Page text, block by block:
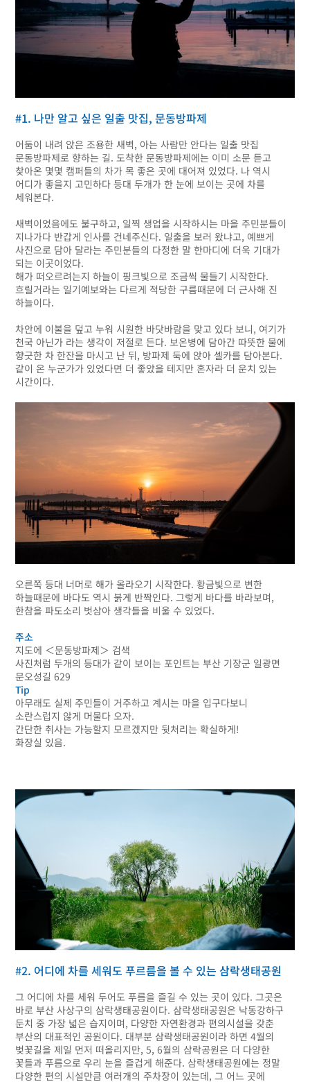
#1. 나만 알고 싶은 일출 맛집, 문동방파제
어둠이 내려 앉은 조용한 새벽, 아는 사람만 안다는 일출 맛집
문동방파제로 향하는 길. 도착한 문동방파제에는 이미 소문 듣고
찾아온 몇몇 캠퍼들의 차가 목 좋은 곳에 대어져 있었다. 나 역시
어디가 좋을지 고민하다 등대 두개가 한 눈에 보이는 곳에 차를
세워본다.
새벽이었음에도 불구하고, 일찍 생업을 시작하시는 마을 주민분들이
지나가다 반갑게 인사를 건네주신다. 일출을 보러 왔냐고, 예쁘게
사진으로 담아 달라는 주민분들의 다정한 말 한마디에 더욱 기대가
되는 이곳이었다.
해가 떠오르려는지 하늘이 핑크빛으로 조금씩 물들기 시작한다.
흐릴거라는 일기예보와는 다르게 적당한 구름때문에 더 근사해 진
하늘이다.
차안에 이불을 덮고 누워 시원한 바닷바람을 맞고 있다 보니, 여기가
천국 아닌가 라는 생각이 저절로 든다. 보온병에 담아간 따뜻한 물에
향긋한 차 한잔을 마시고 난 뒤, 방파제 둑에 앉아 셀카를 담아본다.
같이 온 누군가가 있었다면 더 좋았을 테지만 혼자라 더 운치 있는
시간이다.
오른쪽 등대 너머로 해가 올라오기 시작한다. 황금빛으로 변한
하늘때문에 바다도 역시 붉게 반짝인다. 그렇게 바다를 바라보며,
한참을 파도소리 벗삼아 생각들을 비울 수 있었다.
주소
지도에 ＜문동방파제＞ 검색
사진처럼 두개의 등대가 같이 보이는 포인트는 부산 기장군 일광면
문오성길 629
Tip
아무래도 실제 주민들이 거주하고 계시는 마을 입구다보니
소란스럽지 않게 머물다 오자.
간단한 취사는 가능할지 모르겠지만 뒷처리는 확실하게!
화장실 있음.
#2. 어디에 차를 세워도 푸르름을 볼 수 있는 삼락생태공원
그 어디에 차를 세워 두어도 푸름을 즐길 수 있는 곳이 있다. 그곳은
바로 부산 사상구의 삼락생태공원이다. 삼락생태공원은 낙동강하구
둔치 중 가장 넓은 습지이며, 다양한 자연환경과 편의시설을 갖춘
부산의 대표적인 공원이다. 대부분 삼락생태공원이라 하면 4월의
벚꽃길을 제일 먼저 떠올리지만, 5, 6월의 삼락공원은 더 다양한
꽃들과 푸름으로 우리 눈을 즐겁게 해준다. 삼락생태공원에는 정말
다양한 편의 시설만큼 여러개의 주차장이 있는데, 그 어느 곳에